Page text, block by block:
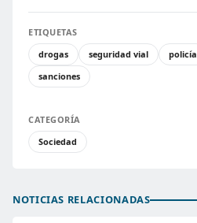
ETIQUETAS
drogas
seguridad vial policía
sanciones
CATEGORÍA
Sociedad
NOTICIAS RELACIONADAS